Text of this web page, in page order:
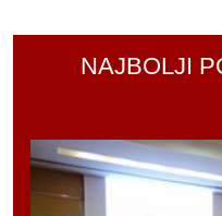
NAJBOLJI